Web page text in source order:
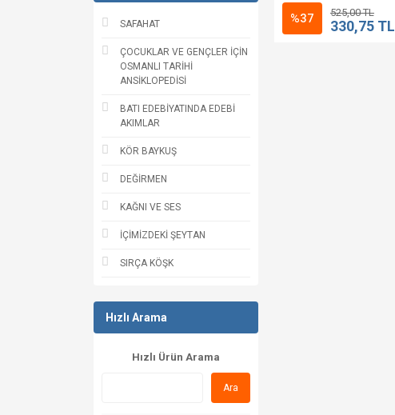
SAFAHAT
ÇOCUKLAR VE GENÇLER İÇİN
OSMANLI TARİHİ
ANSİKLOPEDİSİ
BATI EDEBİYATINDA EDEBİ
AKIMLAR
KÖR BAYKUŞ
DEĞİRMEN
KAĞNI VE SES
İÇİMİZDEKİ ŞEYTAN
SIRÇA KÖŞK
Hızlı Arama
Hızlı Ürün Arama
Ara
%37 525,00 TL
330,75 TL